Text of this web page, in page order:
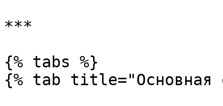
***
{% tabs %}
{% tab title="Основная